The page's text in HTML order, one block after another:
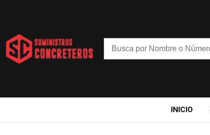
INICIO